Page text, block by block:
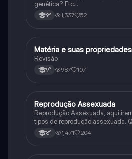
genética? Etc…
9° 1,337 52
Ciência
Matéria e suas propriedades
Revisão
9° 987 107
Ciência
Reprodução Assexuada
Reprodução Assexuada, aqui
tipos de reprodução assexuada.
ocorre a fusão de gametas.
8° 1,471 204